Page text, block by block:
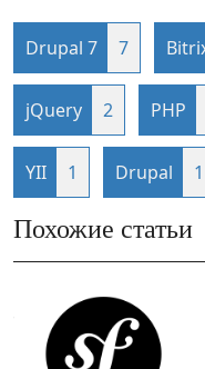
Drupal 7 7
jQuery 2 PHP
YII 1 Drupal 1
Похожие статьи